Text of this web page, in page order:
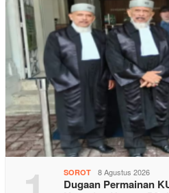
SOROT 8 Agustus 2026
Dugaan Permainan